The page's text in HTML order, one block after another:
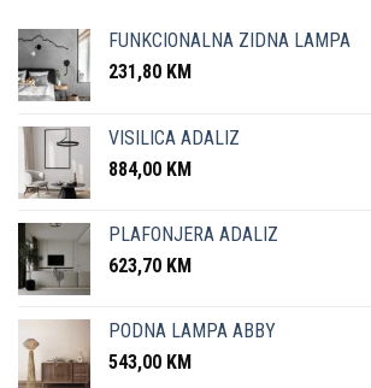
FUNKCIONALNA ZIDNA LAMPA
231,80 KM
VISILICA ADALIZ
884,00 KM
PLAFONJERA ADALIZ
623,70 KM
PODNA LAMPA ABBY
543,00 KM